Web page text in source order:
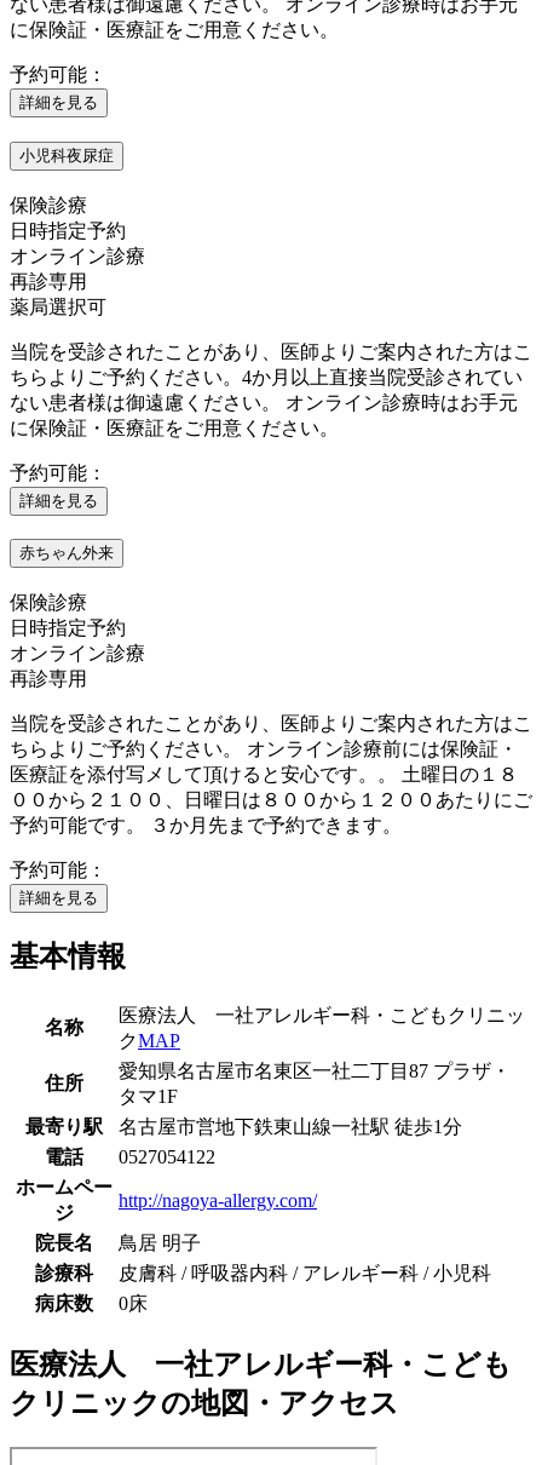
ない患者様は御遠慮ください。 オンライン診療時はお手元
に保険証・医療証をご用意ください。
予約可能：
詳細を見る
小児科夜尿症
保険診療
日時指定予約
オンライン診療
再診専用
薬局選択可
当院を受診されたことがあり、医師よりご案内された方はこ
ちらよりご予約ください。4か月以上直接当院受診されてい
ない患者様は御遠慮ください。 オンライン診療時はお手元
に保険証・医療証をご用意ください。
予約可能：
詳細を見る
赤ちゃん外来
保険診療
日時指定予約
オンライン診療
再診専用
当院を受診されたことがあり、医師よりご案内された方はこ
ちらよりご予約ください。 オンライン診療前には保険証・
医療証を添付写メして頂けると安心です。。 土曜日の１８
００から２１００、日曜日は８００から１２００あたりにご
予約可能です。 ３か月先まで予約できます。
予約可能：
詳細を見る
基本情報
名称
医療法人 一社アレルギー科・こどもクリニッ
クMAP
住所
愛知県名古屋市名東区一社二丁目87 プラザ・
タマ1F
最寄り駅
名古屋市営地下鉄東山線一社駅 徒歩1分
電話
0527054122
ホームペー
ジ
http://nagoya-allergy.com/
院長名
鳥居 明子
診療科
皮膚科 / 呼吸器内科 / アレルギー科 / 小児科
病床数
0床
医療法人 一社アレルギー科・こども
クリニックの地図・アクセス